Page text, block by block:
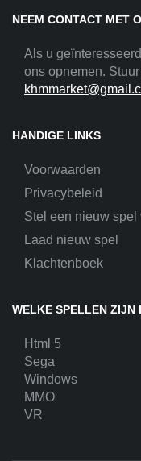
NEEM CONTACT MET
Als u
ons opnemen.
HANDIGE LINKS
Voorwaarden
Privacybeleid
Stel een nieuw spel
Laad nieuw spel
Klachtenboek
WELKE SPELLEN ZIJN
Html 5
Sega
Windows
MMO
VR